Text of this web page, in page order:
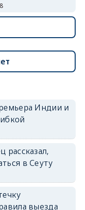
Индии и
рассказал,
в Сеуту
выезда